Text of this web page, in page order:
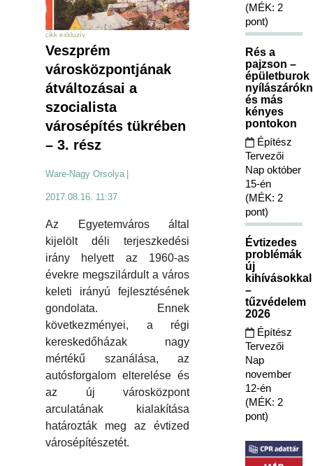
cikk exkluzív
Veszprém
városközpontjának
átváltozásai a
szocialista
városépítés tükrében
– 3. rész
Ware-Nagy Orsolya |
2017.08.16. 11:37
Az Egyetemváros által
kijelölt déli terjeszkedési
irány helyett az 1960-as
évekre megszilárdult a város
keleti irányú fejlesztésének
gondolata. Ennek
következményei, a régi
kereskedőházak nagy
mértékű szanálása, az
autósforgalom elterelése és
az új városközpont
arculatának kialakítása
határozták meg az évtized
városépítészetét.
(MÉK: 2
pont)
Rés a
pajzson –
épületburok
és más
kényes
pontokon
Építész
Tervezői
Nap október
15-én
(MÉK: 2
pont)
Évtizedes
problémák
új
kihívásokkal
–
tűzvédelem
2026
Építész
Tervezői
Nap
november
12-én
(MÉK: 2
pont)